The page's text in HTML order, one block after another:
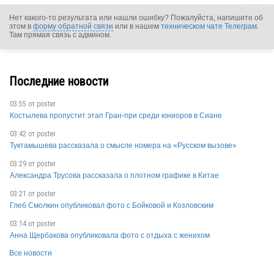
USA
USA
USA
USA
Нет какого-то результата или нашли ошибку? Пожалуйста, напишите об
этом в форму обратной связи или в нашем техническом чате Телеграм
Там прямая связь с админом.
Последние новости
03:55 от poster
Костылева пропустит этап Гран-при среди юниоров в Сиане
03:42 от poster
Туктамышева рассказала о смысле номера на «Русском вызове»
03:29 от poster
Александра Трусова рассказала о плотном графике в Китае
03:21 от poster
Глеб Смолкин опубликовал фото с Бойковой и Козловским
03:14 от poster
Анна Щербакова опубликовала фото с отдыха с женихом
Все новости